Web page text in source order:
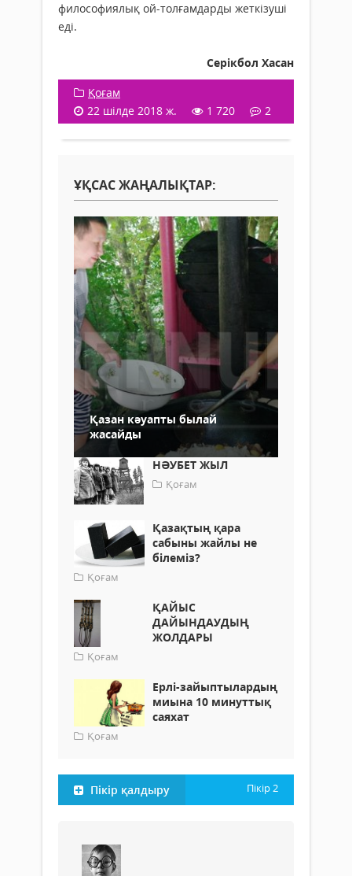
философиялық ой-толғамдарды жеткізуші
еді.
Серікбол Хасан
Қоғам
22 шілде 2018 ж.
1 720 2
ҰҚСАС ЖАҢАЛЫҚТАР:
Қазан кәуапты былай
жасайды
НӘУБЕТ ЖЫЛ
Қоғам
Қазақтың қара
сабыны жайлы не
білеміз?
Қоғам
ҚАЙЫС
ДАЙЫНДАУДЫҢ
ЖОЛДАРЫ
Қоғам
Ерлі-зайыптылардың
миына 10 минуттық
саяхат
Қоғам
Пікір қалдыру Пікір2